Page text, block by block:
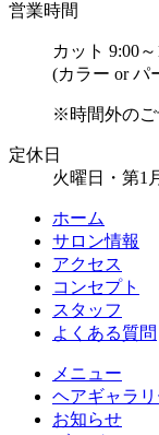
営業時間
カット 9:00
(カラー or パ
※時間外のご
定休日
火曜日・第1
ホーム
サロン情報
アクセス
コンセプト
スタッフ
よくある質問
メニュー
ヘアギャラリ
お知らせ